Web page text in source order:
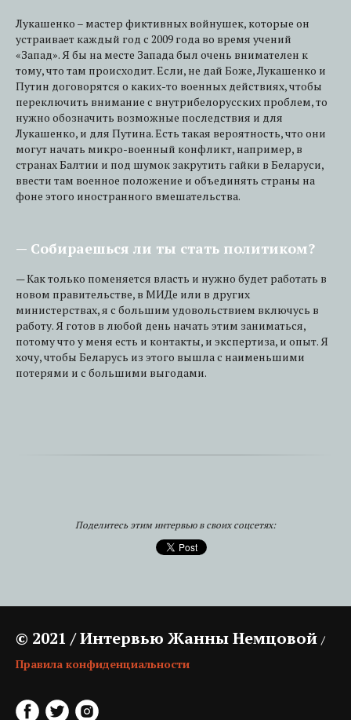
Лукашенко – мастер фиктивных войнушек, которые он
устраивает каждый год с 2009 года во время учений
«Запад». Я бы на месте Запада был очень внимателен к
тому, что там происходит. Если, не дай Боже, Лукашенко и
Путин договорятся о каких-то военных действиях, чтобы
переключить внимание с внутрибелорусских проблем, то
нужно обозначить возможные последствия и для
Лукашенко, и для Путина. Есть такая вероятность, что они
могут начать микро-военный конфликт, например, в
странах Балтии и под шумок закрутить гайки в Беларуси,
ввести там военное положение и объединять страны на
фоне этого иностранного вмешательства.
— Собираешься ли ты стать политиком?
— Как только поменяется власть и нужно будет работать в
новом правительстве, в МИДе или в других
министерствах, я с большим удовольствием включусь в
работу. Я готов в любой день начать этим заниматься,
потому что у меня есть и контакты, и экспертиза, и опыт. Я
хочу, чтобы Беларусь из этого вышла с наименьшими
потерями и с большими выгодами.
Поделитесь этим интервью в своих соцсетях:
© 2021 / Интервью Жанны Немцовой /
Правила конфиденциальности